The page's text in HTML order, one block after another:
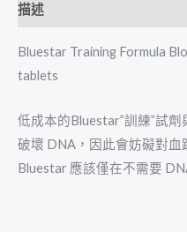
描述
Bluestar Training Formula
tablets
低成本的Bluestar”訓練”試
破壞 DNA，因此會妨礙對血
Bluestar 應該僅在不需要